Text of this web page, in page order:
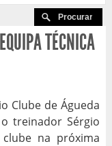
TÉCNICA
Clube de Águeda
treinador Sérgio
na próxima